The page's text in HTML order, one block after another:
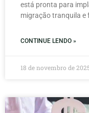
está pronta para
migração tranquila e
CONTINUE LENDO »
18 de novembro de